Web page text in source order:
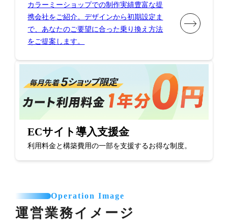
カラーミーショップでの制作実績豊富な提
携会社をご紹介。デザインから初期設定ま
で、あなたのご要望に合った乗り換え方法
をご提案します。
ECサイト導入支援金
利用料金と構築費用の一部を支援するお得な制度。
Operation Image
運営業務イメージ